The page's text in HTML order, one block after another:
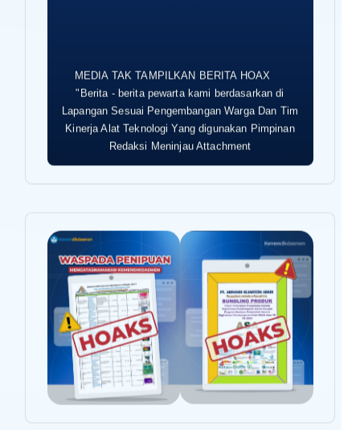
MEDIA TAK TAMPILKAN BERITA HOAX
"Berita - berita pewarta kami berdasarkan di
Lapangan Sesuai Pengembangan Warga Dan Tim
Kinerja Alat Teknologi Yang digunakan Pimpinan
Redaksi Meninjau Attachment